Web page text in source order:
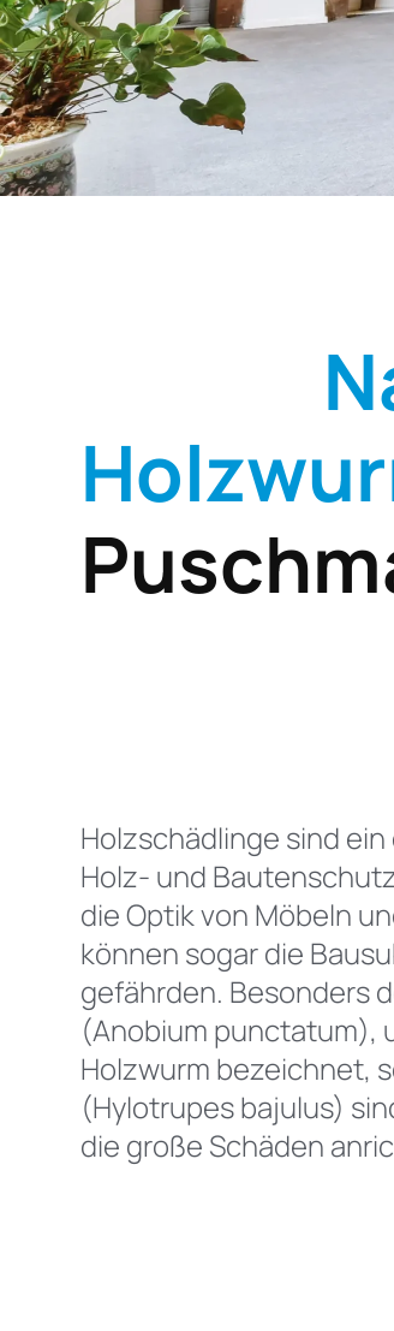
Holzschädlinge sind
Holz- und
die Optik von Möbeln
können sogar die
gefährden. Besonders
(Anobium punctatum),
Holzwurm bezeichnet,
(Hylotrupes bajulus)
die große Schäden